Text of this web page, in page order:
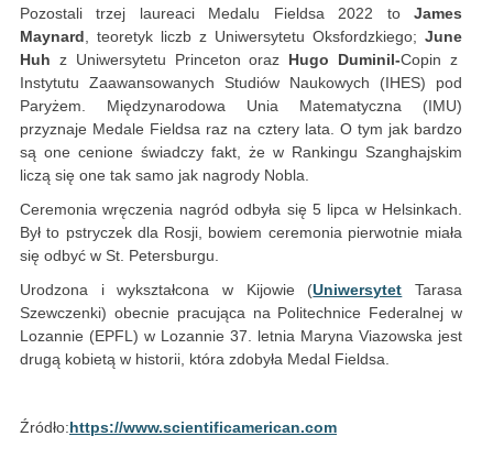
Pozostali trzej laureaci Medalu Fieldsa 2022 to James
Maynard, teoretyk liczb z Uniwersytetu Oksfordzkiego; June
Huh z Uniwersytetu Princeton oraz Hugo Duminil-Copin z
Instytutu Zaawansowanych Studiów Naukowych (IHES) pod
Paryżem. Międzynarodowa Unia Matematyczna (IMU)
przyznaje Medale Fieldsa raz na cztery lata. O tym jak bardzo
są one cenione świadczy fakt, że w Rankingu Szanghajskim
liczą się one tak samo jak nagrody Nobla.
Ceremonia wręczenia nagród odbyła się 5 lipca w Helsinkach.
Był to pstryczek dla Rosji, bowiem ceremonia pierwotnie miała
się odbyć w St. Petersburgu.
Urodzona i wykształcona w Kijowie (Uniwersytet Tarasa
Szewczenki) obecnie pracująca na Politechnice Federalnej w
Lozannie (EPFL) w Lozannie 37. letnia Maryna Viazowska jest
drugą kobietą w historii, która zdobyła Medal Fieldsa.
Źródło:https://www.scientificamerican.com